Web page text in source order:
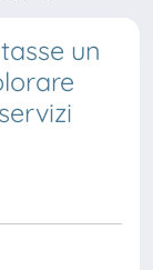
un